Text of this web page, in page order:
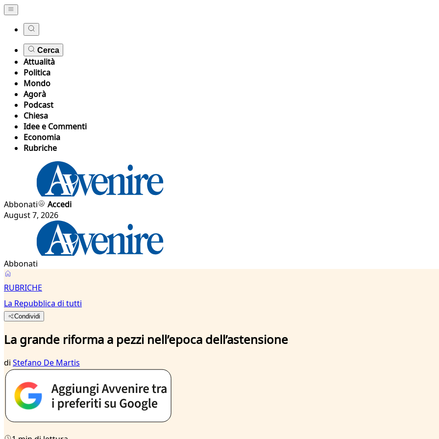
Cerca
Attualità
Politica
Mondo
Agorà
Podcast
Chiesa
Idee e Commenti
Economia
Rubriche
Abbonati
Accedi
August 7, 2026
Abbonati
RUBRICHE
La Repubblica di tutti
Condividi
La grande riforma a pezzi nell’epoca dell’astensione
di Stefano De Martis